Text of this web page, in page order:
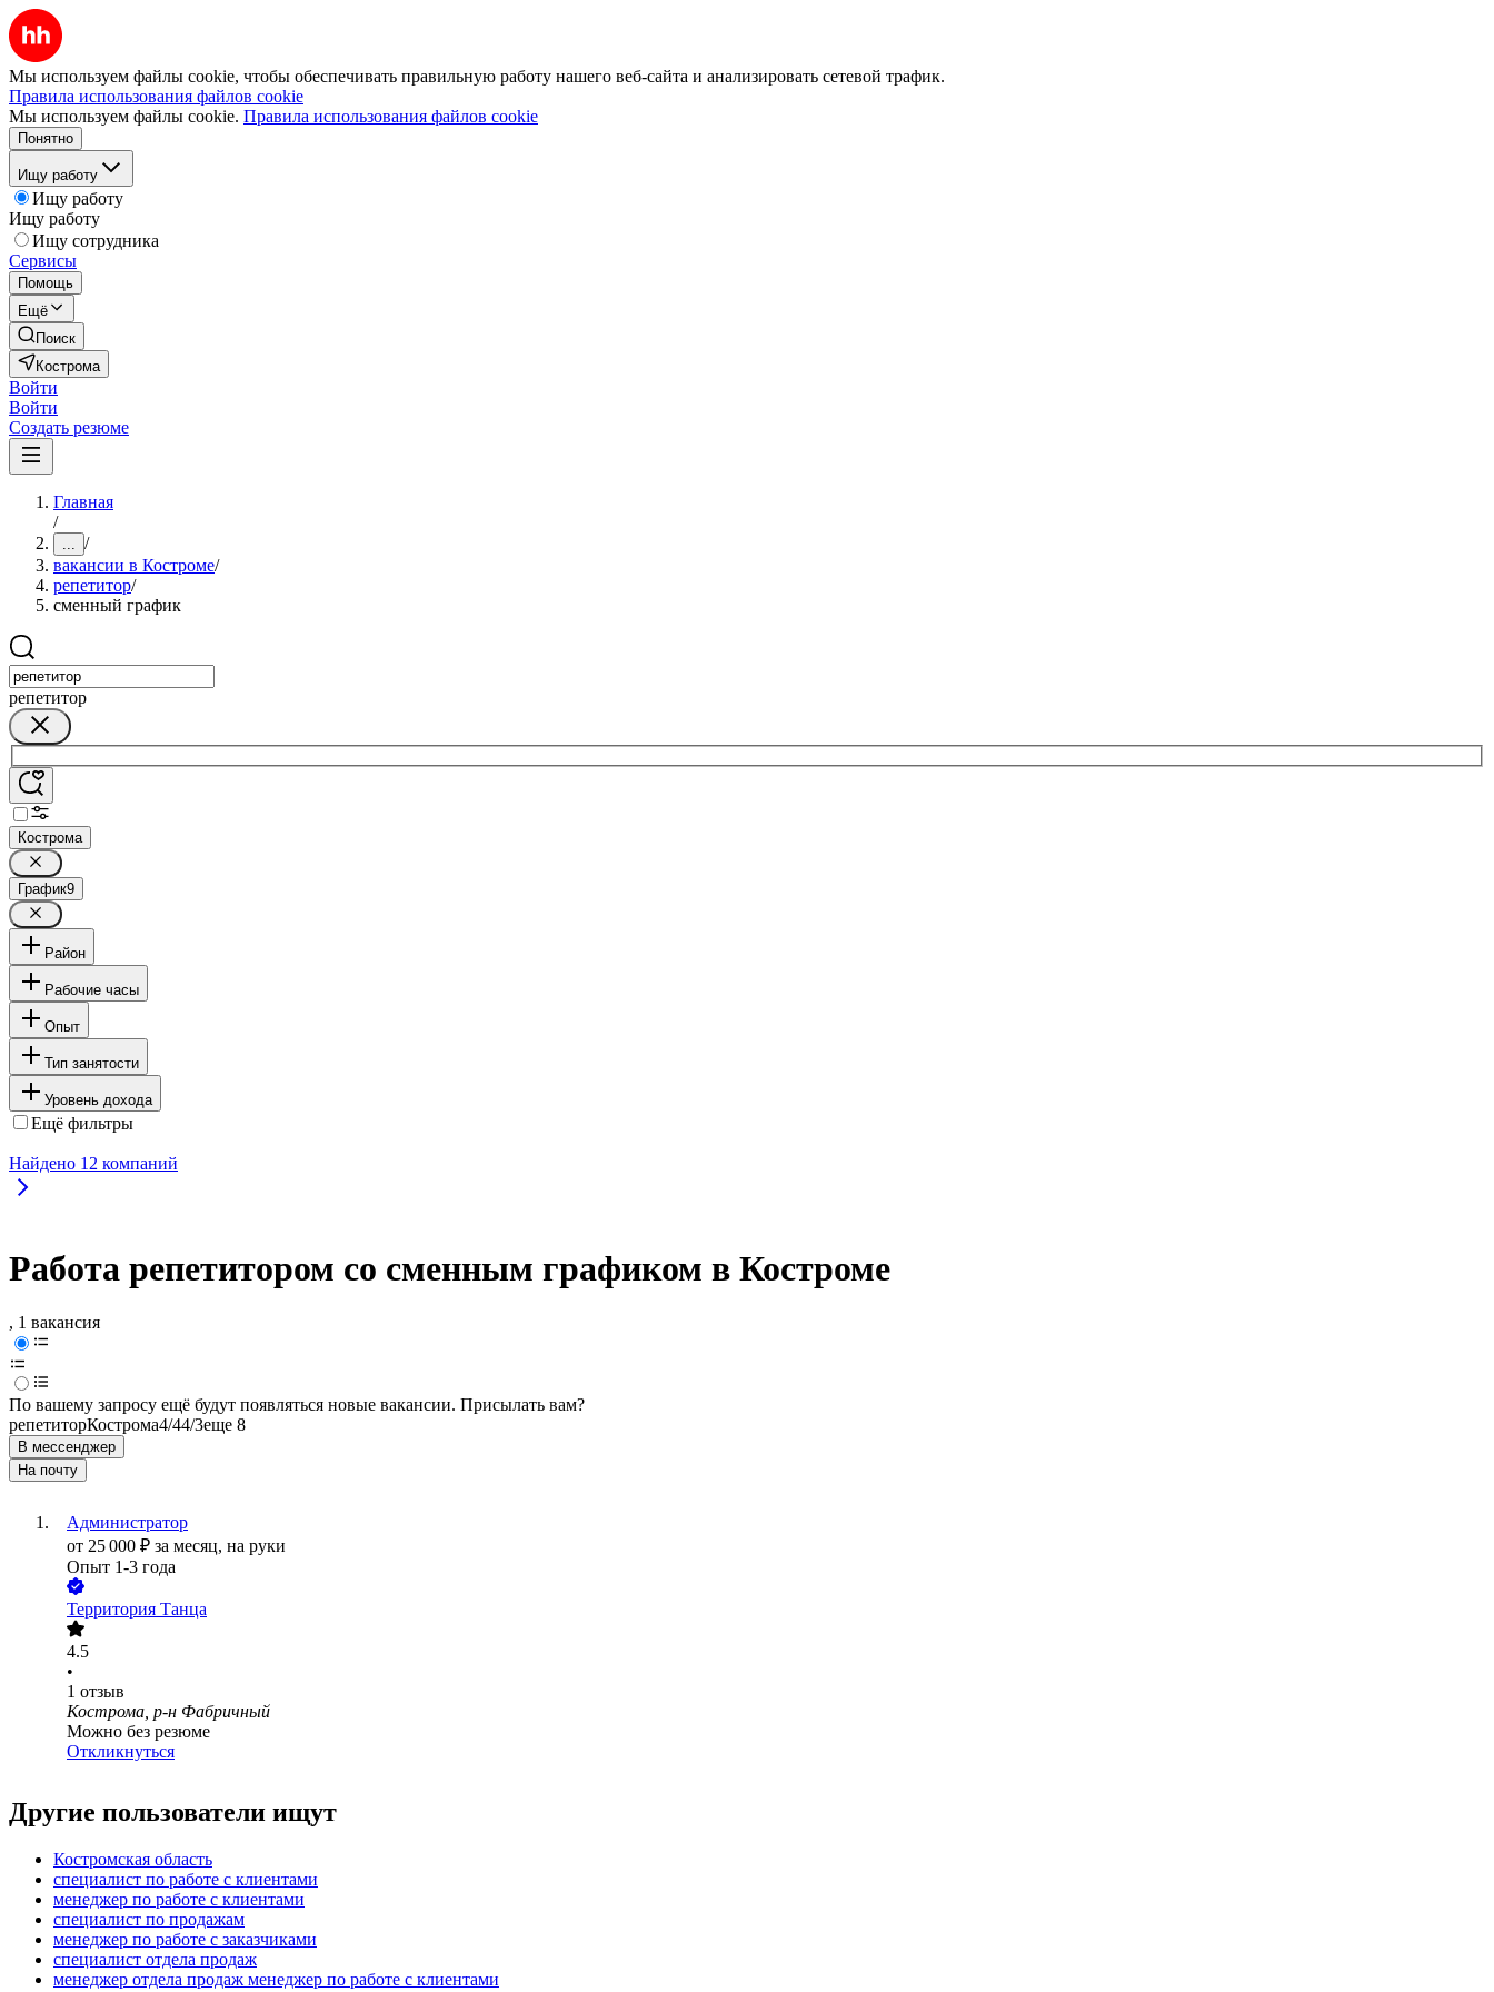
Мы используем файлы cookie, чтобы обеспечивать правильную работу нашего веб-сайта и анализировать сетевой трафик.
Правила использования файлов cookie
Мы используем файлы cookie. Правила использования файлов cookie
Понятно
Ищу работу
Ищу работу
Ищу работу
Ищу сотрудника
Сервисы
Помощь
Ещё
Поиск
Кострома
Войти
Войти
Создать резюме
Главная
/
... /
вакансии в Костроме/
репетитор/
сменный график
репетитор
Кострома
График9
Район
Рабочие часы
Опыт
Тип занятости
Уровень дохода
Ещё фильтры
Найдено 12 компаний
Работа репетитором со сменным графиком в Костроме
, 1 вакансия
По вашему запросу ещё будут появляться новые вакансии. Присылать вам?
репетиторКострома4/44/3еще 8
В мессенджер
На почту
Администратор
от 25 000 ₽ за месяц, на руки
Опыт 1-3 года
Территория Танца
4.5
•
1 отзыв
Кострома, р-н Фабричный
Можно без резюме
Откликнуться
Другие пользователи ищут
Костромская область
специалист по работе с клиентами
менеджер по работе с клиентами
специалист по продажам
менеджер по работе с заказчиками
специалист отдела продаж
менеджер отдела продаж менеджер по работе с клиентами